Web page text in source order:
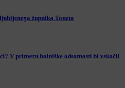
župnika Toneta
V primeru bolniške odsotnosti bi vskočil